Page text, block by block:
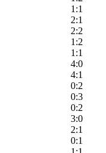
1:1
2:1
2:2
1:2
1:1
4:0
4:1
0:2
0:3
0:2
3:0
2:1
0:1